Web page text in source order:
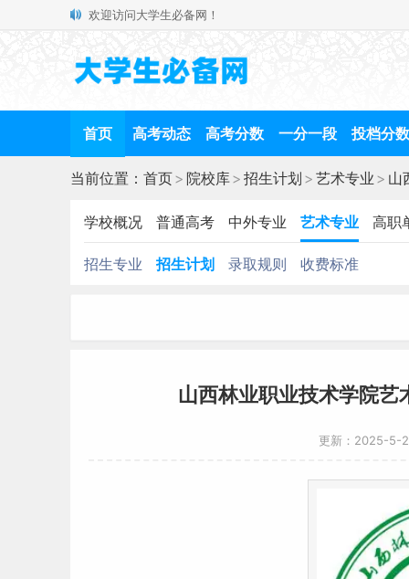
欢迎访问大学生必备网！
首页 高考动态 高考分数 一分一段 投档分数
当前位置： 首页> 院校库> 招生计划 > 艺术专业 > 山
学校概况 普通高考 中外专业 艺术专业 高职
招生专业 招生计划 录取规则 收费标准
山西林业职业技术学院
更新：2025-5-